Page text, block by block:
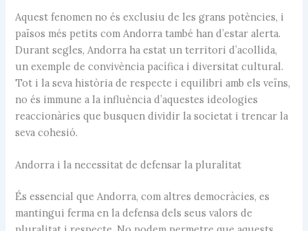
Aquest fenomen no és exclusiu de les grans potències, i
països més petits com Andorra també han d’estar alerta.
Durant segles, Andorra ha estat un territori d’acollida,
un exemple de convivència pacífica i diversitat cultural.
Tot i la seva història de respecte i equilibri amb els veïns,
no és immune a la influència d’aquestes ideologies
reaccionàries que busquen dividir la societat i trencar la
seva cohesió.
Andorra i la necessitat de defensar la pluralitat
És essencial que Andorra, com altres democràcies, es
mantingui ferma en la defensa dels seus valors de